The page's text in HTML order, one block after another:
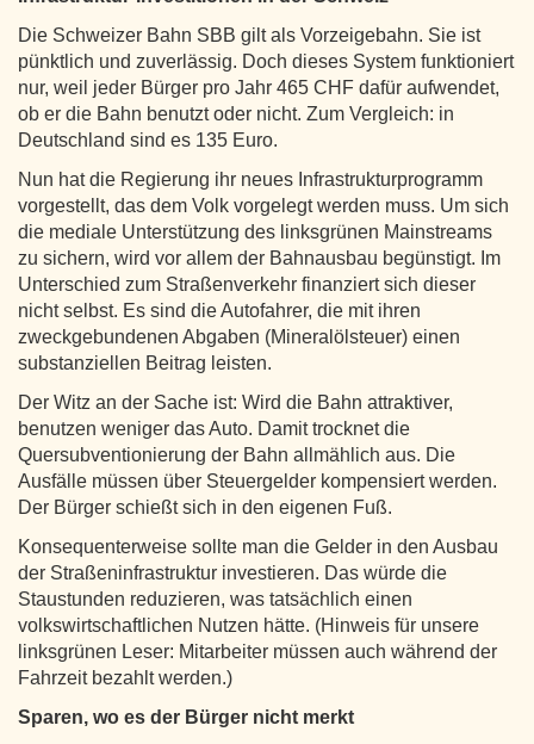
Die Schweizer Bahn SBB gilt als Vorzeigebahn. Sie ist
pünktlich und zuverlässig. Doch dieses System funktioniert
nur, weil jeder Bürger pro Jahr 465 CHF dafür aufwendet,
ob er die Bahn benutzt oder nicht. Zum Vergleich: in
Deutschland sind es 135 Euro.
Nun hat die Regierung ihr neues Infrastrukturprogramm
vorgestellt, das dem Volk vorgelegt werden muss. Um sich
die mediale Unterstützung des linksgrünen Mainstreams
zu sichern, wird vor allem der Bahnausbau begünstigt. Im
Unterschied zum Straßenverkehr finanziert sich dieser
nicht selbst. Es sind die Autofahrer, die mit ihren
zweckgebundenen Abgaben (Mineralölsteuer) einen
substanziellen Beitrag leisten.
Der Witz an der Sache ist: Wird die Bahn attraktiver,
benutzen weniger das Auto. Damit trocknet die
Quersubventionierung der Bahn allmählich aus. Die
Ausfälle müssen über Steuergelder kompensiert werden.
Der Bürger schießt sich in den eigenen Fuß.
Konsequenterweise sollte man die Gelder in den Ausbau
der Straßeninfrastruktur investieren. Das würde die
Staustunden reduzieren, was tatsächlich einen
volkswirtschaftlichen Nutzen hätte. (Hinweis für unsere
linksgrünen Leser: Mitarbeiter müssen auch während der
Fahrzeit bezahlt werden.)
Sparen, wo es der Bürger nicht merkt